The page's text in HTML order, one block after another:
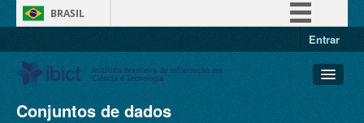
BRASIL
Entrar
Conjuntos de dados
Conjuntos de dados